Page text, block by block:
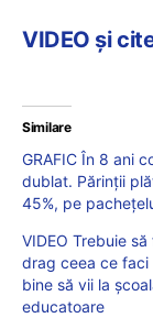
VIDEO și
Similare
GRAFIC În 8 ani
dublat. Părinții
45%, pe
VIDEO Trebuie
drag ceea ce
bine să vii la
educatoare